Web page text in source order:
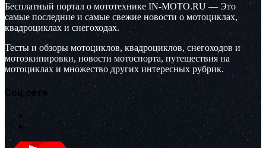
Бесплатный портал о мототехнике IN-MOTO.RU — Это
самые последние и самые свежие новости о мотоциклах,
квадроциклах и снегоходах.
Тесты и обзоры мотоциклов, квадроциклов, снегоходов и
мотоэкипировки, новости мотоспорта, путешествия на
мотоциклах и множество других интересных рубрик.
Соц.сети